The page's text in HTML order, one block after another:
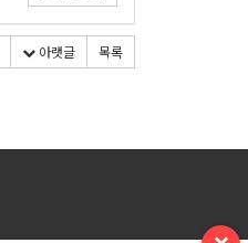
아랫글 목록